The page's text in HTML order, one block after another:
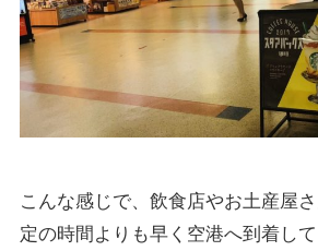
こんな感じで、飲食店やお土産屋
定の時間よりも早く空港へ到着し